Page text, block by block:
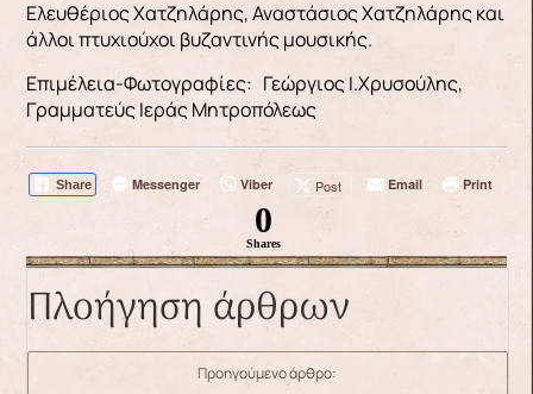
Ελευθέριος Χατζηλάρης, Αναστάσιος Χατζηλάρης και
άλλοι πτυχιούχοι βυζαντινής μουσικής.
Επιμέλεια-Φωτογραφίες: Γεώργιος Ι.Χρυσούλης,
Γραμματεύς Ιεράς Μητροπόλεως
Share Messenger Viber Post Email Print
0
Shares
Πλοήγηση άρθρων
Προηγούμενο άρθρο: